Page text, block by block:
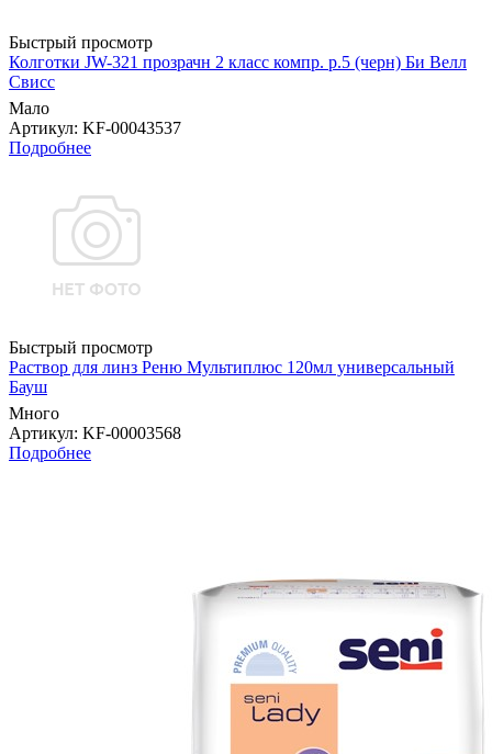
Быстрый просмотр
Колготки JW-321 прозрачн 2 класс компр. р.5 (черн) Би Велл
Свисс
Мало
Артикул: KF-00043537
Подробнее
Быстрый просмотр
Раствор для линз Реню Мультиплюс 120мл универсальный
Бауш
Много
Артикул: KF-00003568
Подробнее